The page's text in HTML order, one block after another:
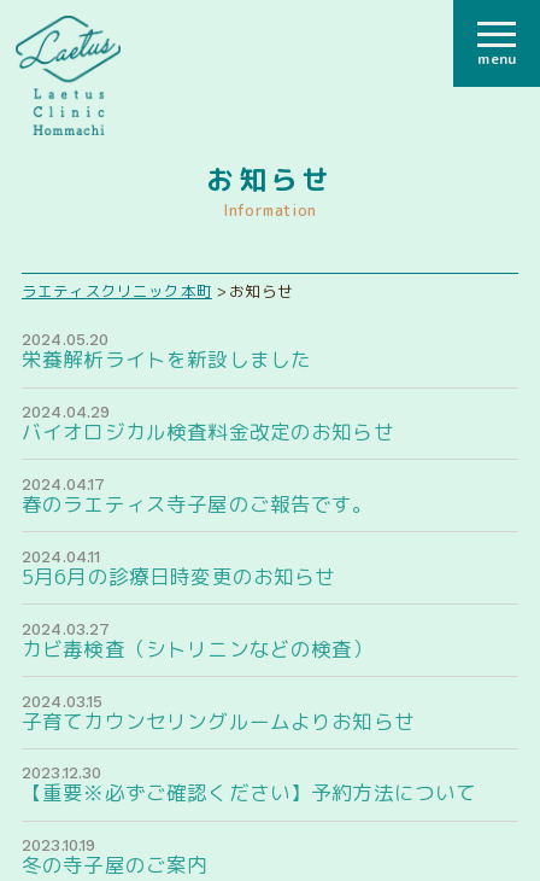
menu
お知らせ
Information
ラエティスクリニック本町 > お知らせ
2024.05.20
栄養解析ライトを新設しました
2024.04.29
バイオロジカル検査料金改定のお知らせ
2024.04.17
春のラエティス寺子屋のご報告です。
2024.04.11
5月6月の診療日時変更のお知らせ
2024.03.27
カビ毒検査（シトリニンなどの検査）
2024.03.15
子育てカウンセリングルームよりお知らせ
2023.12.30
【重要※必ずご確認ください】予約方法について
2023.10.19
冬の寺子屋のご案内